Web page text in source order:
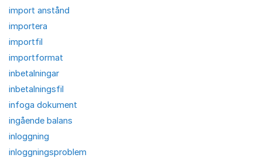
import anstånd
importera
importfil
importformat
inbetalningar
inbetalningsfil
infoga dokument
ingående balans
inloggning
inloggningsproblem